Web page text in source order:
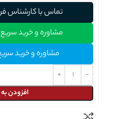
تماس با
مشاوره و خرید
مشاوره و خرید
افزودن